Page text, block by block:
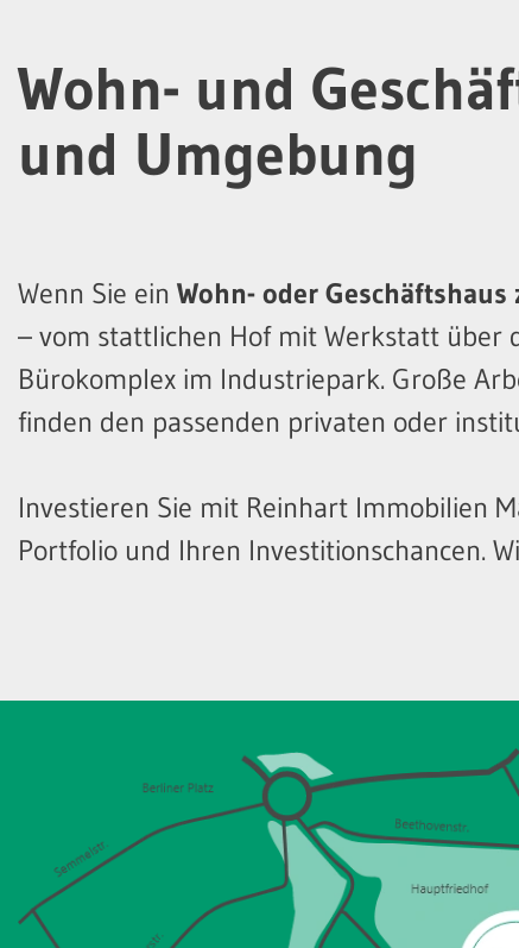
Wohn- und
und Umgebung
Wenn Sie ein Wohn- oder
– vom stattlichen Hof mit Werkstatt über
Bürokomplex im Industriepark. Große
finden den passenden privaten oder
Investieren Sie mit Reinhart Immobilien
Portfolio und Ihren Investitionschancen.